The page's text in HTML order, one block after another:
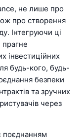
не лише про
про створення
Інтегруючи ці
прагне
інвестиційних
будь-кого, будь-
безпеки
та зручних
через
поєднанням